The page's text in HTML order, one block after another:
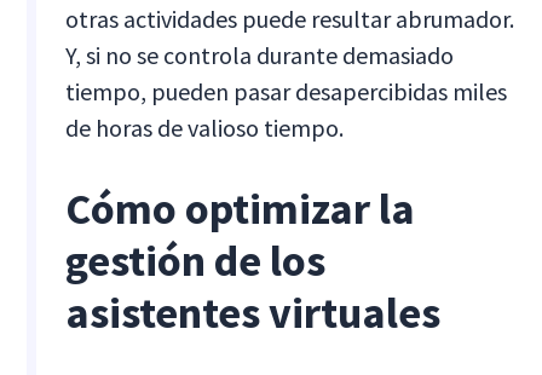
otras actividades puede resultar abrumador.
Y, si no se controla durante demasiado
tiempo, pueden pasar desapercibidas miles
de horas de valioso tiempo.
Cómo optimizar la
gestión de los
asistentes virtuales